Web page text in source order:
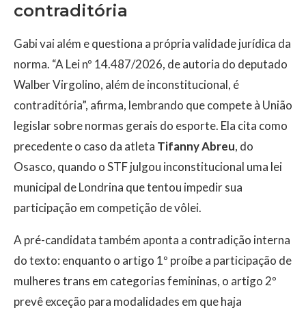
contraditória
Gabi vai além e questiona a própria validade jurídica da
norma. “A Lei nº 14.487/2026, de autoria do deputado
Walber Virgolino, além de inconstitucional, é
contraditória”, afirma, lembrando que compete à União
legislar sobre normas gerais do esporte. Ela cita como
precedente o caso da atleta Tifanny Abreu, do
Osasco, quando o STF julgou inconstitucional uma lei
municipal de Londrina que tentou impedir sua
participação em competição de vôlei.
A pré-candidata também aponta a contradição interna
do texto: enquanto o artigo 1º proíbe a participação de
mulheres trans em categorias femininas, o artigo 2º
prevê exceção para modalidades em que haja